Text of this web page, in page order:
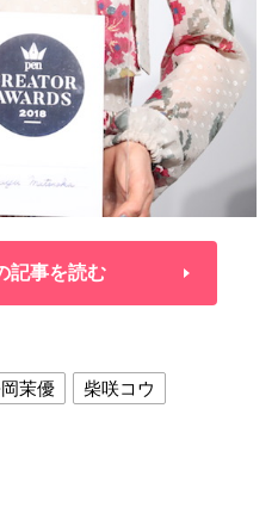
記事を読む
茉優 柴咲コウ